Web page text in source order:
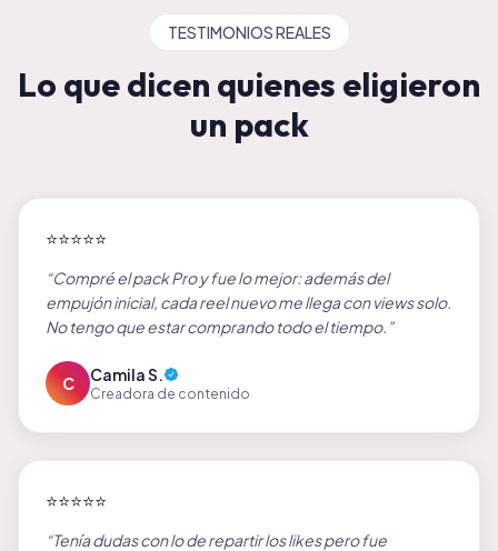
TESTIMONIOS REALES
Lo que dicen quienes eligieron
un pack
⭐⭐⭐⭐⭐
“Compré el pack Pro y fue lo mejor: además del
empujón inicial, cada reel nuevo me llega con views solo.
No tengo que estar comprando todo el tiempo. ”
C Camila S.
Creadora de contenido
⭐⭐⭐⭐⭐
“Tenía dudas con lo de repartir los likes pero fue